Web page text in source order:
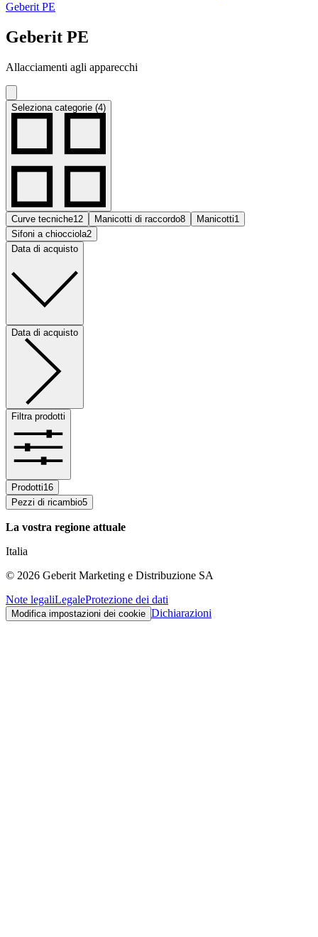
Geberit PE
Geberit PE
Allacciamenti agli apparecchi
Seleziona categorie (4)
Curve tecniche12 Manicotti di raccordo8 Manicotti1
Sifoni a chiocciola2
Data di acquisto
Data di acquisto
Filtra prodotti
Prodotti16
Pezzi di ricambio5
La vostra regione attuale
Italia
© 2026 Geberit Marketing e Distribuzione SA
Note legaliLegaleProtezione dei dati
Modifica impostazioni dei cookie Dichiarazioni